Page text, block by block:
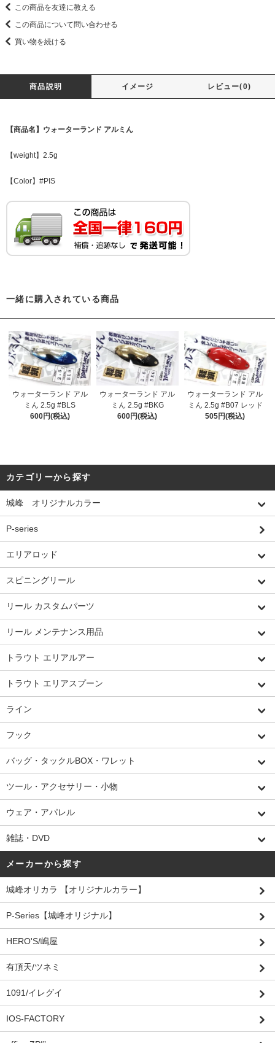
この商品を友達に教える
この商品について問い合わせる
買い物を続ける
商品説明 イメージ レビュー(0)
【商品名】ウォーターランド アルミん
【weight】2.5g
【Color】#PIS
一緒に購入されている商品
ウォーターランド アル
ミん 2.5g #BLS
600円(税込)
ウォーターランド アル
ミん 2.5g #BKG
600円(税込)
ウォーターランド アル
ミん 2.5g #B07 レッド
505円(税込)
カテゴリーから探す
城峰 オリジナルカラー
P-series
エリアロッド
スピニングリール
リール カスタムパーツ
リール メンテナンス用品
トラウト エリアルアー
トラウト エリアスプーン
ライン
フック
バッグ・タックルBOX・ワレット
ツール・アクセサリー・小物
ウェア・アパレル
雑誌・DVD
メーカーから探す
城峰オリカラ 【オリジナルカラー】
P-Series【城峰オリジナル】
HERO'S/嶋屋
有頂天/ツネミ
1091/イレグイ
IOS-FACTORY